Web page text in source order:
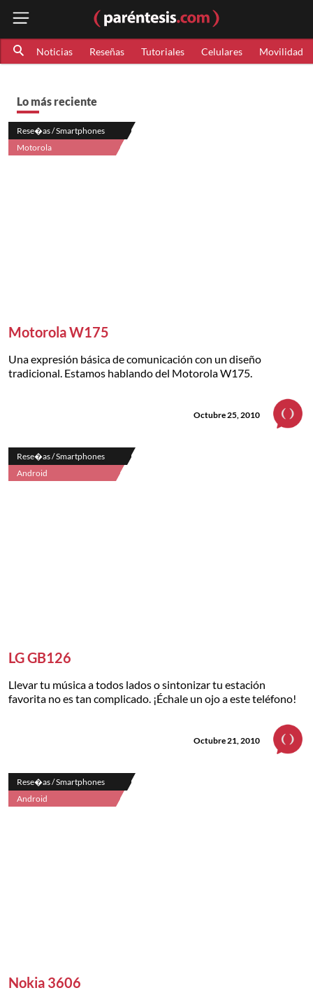
Noticias Reseñas Tutoriales Celulares Movilidad
Lo más reciente
Rese�as / Smartphones
Motorola
Motorola W175
Una expresión básica de comunicación con un diseño
tradicional. Estamos hablando del Motorola W175.
Octubre 25, 2010
Rese�as / Smartphones
Android
LG GB126
Llevar tu música a todos lados o sintonizar tu estación
favorita no es tan complicado. ¡Échale un ojo a este teléfono!
Octubre 21, 2010
Rese�as / Smartphones
Android
Nokia 3606